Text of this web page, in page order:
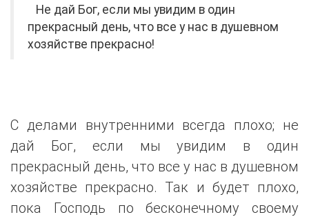
Не дай Бог, если мы увидим в один
прекрасный день, что все у нас в душевном
хозяйстве прекрасно!
С делами внутренними всегда плохо; не
дай Бог, если мы увидим в один
прекрасный день, что все у нас в душевном
хозяйстве прекрасно. Так и будет плохо,
пока Господь по бесконечному своему